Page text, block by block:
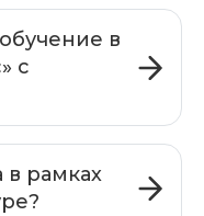
в
с
в рамках